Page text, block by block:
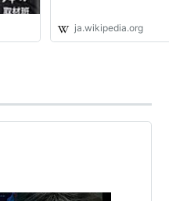
ja.wikipedia.org